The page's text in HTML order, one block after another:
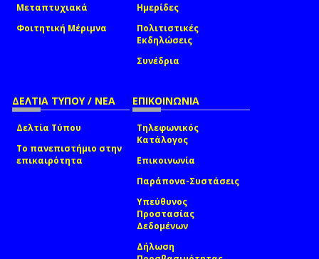
Μεταπτυχιακά
Φοιτητική Μέριμνα
Ημερίδες
Πολιτιστικές
Εκδηλώσεις
Συνέδρια
ΔΕΛΤΙΑ ΤΥΠΟΥ / ΝΕΑ
Δελτία Τύπου
Το πανεπιστήμιο στην
επικαιρότητα
ΕΠΙΚΟΙΝΩΝΙΑ
Τηλεφωνικός
Κατάλογος
Επικοινωνία
Παράπονα-Συστάσεις
Υπεύθυνος
Προστασίας
Δεδομένων
Δήλωση